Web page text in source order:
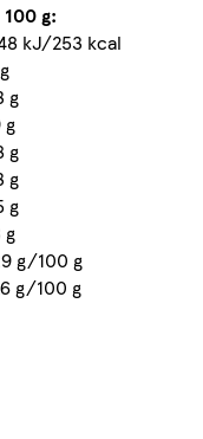
g:
kJ/253 kcal
g
g
g
g
g
g
g/100 g
g/100 g